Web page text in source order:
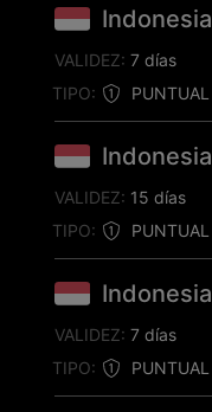
Indonesia
TIPO: PUNTUAL
VALIDEZ: 7 días
Indonesia
TIPO: PUNTUAL
VALIDEZ: 15 días
Indonesia
TIPO: PUNTUAL
VALIDEZ: 7 días